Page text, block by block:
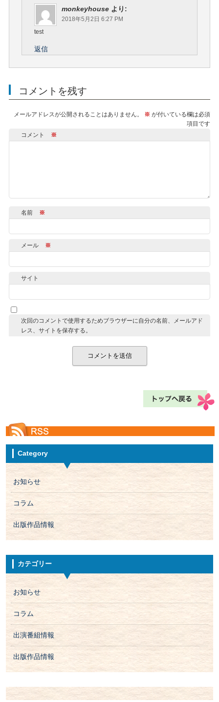
monkeyhouse より:
2018年5月2日 6:27 PM
test
返信
コメントを残す
メールアドレスが公開されることはありません。 ※ が付いている欄は必須
項目です
コメント ※
名前 ※
メール ※
サイト
次回のコメントで使用するためブラウザーに自分の名前、メールアド
レス、サイトを保存する。
Category
お知らせ
コラム
出版作品情報
カテゴリー
お知らせ
コラム
出演番組情報
出版作品情報